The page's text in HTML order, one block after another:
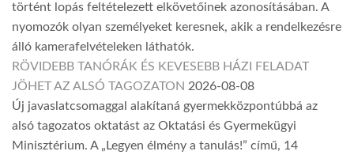
történt lopás feltételezett elkövetőinek azonosításában. A
nyomozók olyan személyeket keresnek, akik a rendelkezésre
álló kamerafelvételeken láthatók.
RÖVIDEBB TANÓRÁK ÉS KEVESEBB HÁZI FELADAT
JÖHET AZ ALSÓ TAGOZATON 2026-08-08
Új javaslatcsomaggal alakítaná gyermekközpontúbbá az
alsó tagozatos oktatást az Oktatási és Gyermekügyi
Minisztérium. A „Legyen élmény a tanulás!” című, 14